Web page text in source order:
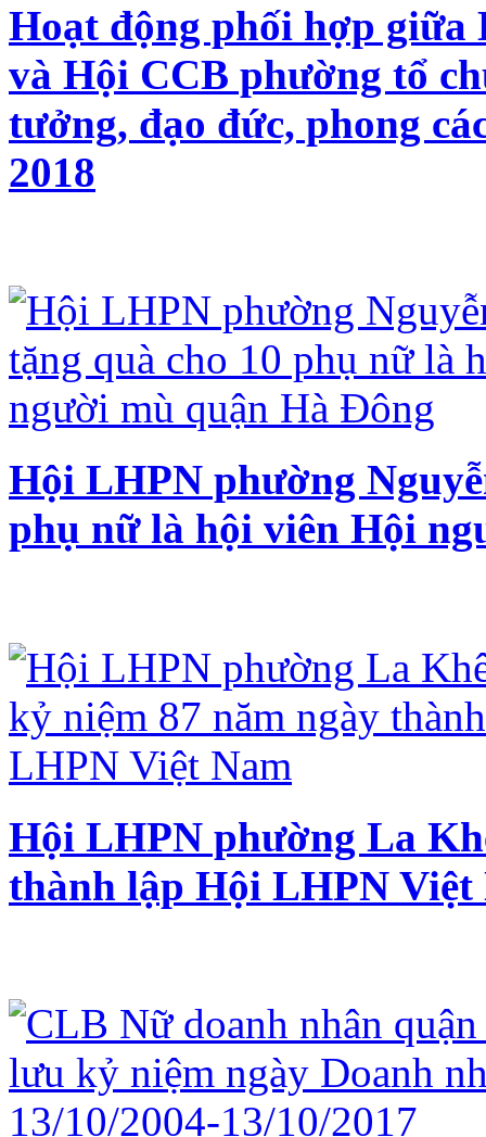
Hoạt động phối hợp
và Hội CCB phường tổ
tưởng, đạo đức, phong
2018
Hội LHPN phường
phụ nữ là hội viên Hội
Hội LHPN phường La
thành lập Hội LHPN Việt